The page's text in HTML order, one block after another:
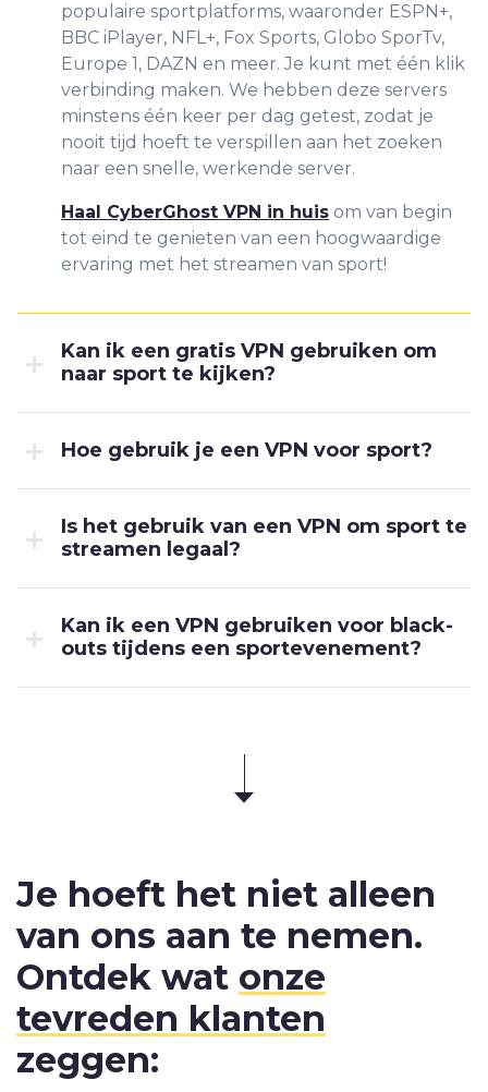
populaire sportplatforms, waaronder ESPN+,
BBC iPlayer, NFL+, Fox Sports, Globo SporTv,
Europe 1, DAZN en meer. Je kunt met één klik
verbinding maken. We hebben deze servers
minstens één keer per dag getest, zodat je
nooit tijd hoeft te verspillen aan het zoeken
naar een snelle, werkende server.
Haal CyberGhost VPN in huis om van begin
tot eind te genieten van een hoogwaardige
ervaring met het streamen van sport!
Kan ik een gratis VPN gebruiken om
naar sport te kijken?
Hoe gebruik je een VPN voor sport?
Is het gebruik van een VPN om sport te
streamen legaal?
Kan ik een VPN gebruiken voor black-
outs tijdens een sportevenement?
Je hoeft het niet alleen
van ons aan te nemen.
Ontdek wat onze
tevreden klanten
zeggen: